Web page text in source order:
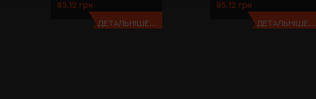
85.12 грн
ДЕТАЛЬНІШЕ...
85.12 грн
ДЕТАЛЬНІШЕ...